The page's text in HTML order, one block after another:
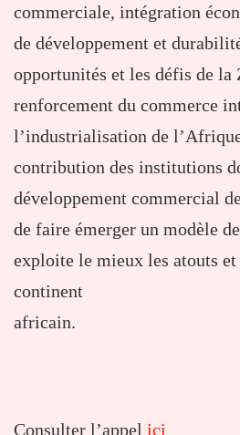
commerciale, intégration
de développement et
opportunités et les défis de la
renforcement du commerce
l’industrialisation de
contribution des institutions
développement commercial
de faire émerger un modèle
exploite le mieux les atouts
continent
africain.
Consulter l’appel ici